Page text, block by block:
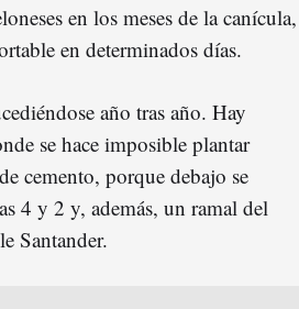
en los meses de la canícula,
en determinados días.
año tras año. Hay
se hace imposible plantar
cemento, porque debajo se
4 y 2 y, además, un ramal del
Santander.